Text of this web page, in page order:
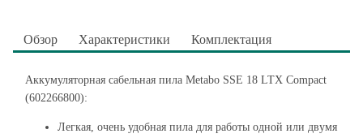
Обзор Характеристики Комплектация
Аккумуляторная сабельная пила Metabo SSE 18 LTX Compact
(602266800):
Легкая, очень удобная пила для работы одной или двумя